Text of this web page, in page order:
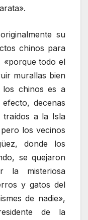
su
chinos para
«porque todo el
murallas bien
chinos es a
decenas
traídos a la Isla
los vecinos
donde los
se quejaron
la misteriosa
y gatos del
de nadie»,
de la